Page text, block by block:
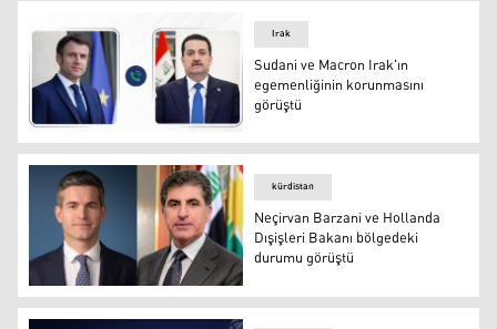
Sudani ve Macron Irak'ın egemenliğinin korunmasını
Irak
Sudani ve Macron Irak'ın
egemenliğinin korunmasını
görüştü
Neçirvan Barzani ve Hollanda Dışişleri Bakanı
kürdistan
Neçirvan Barzani ve Hollanda
Dışişleri Bakanı bölgedeki
durumu görüştü